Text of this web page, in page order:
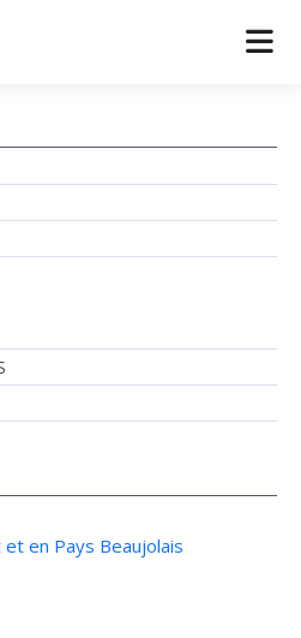
en Pays Beaujolais